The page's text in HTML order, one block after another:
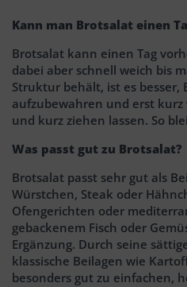
Kann man Brotsalat einen
Brotsalat kann einen Tag
dabei aber schnell weich bis
Struktur behält, ist es
aufzubewahren und erst kurz
und kurz ziehen lassen. So
Was passt gut zu Brotsalat?
Brotsalat passt sehr gut als
Würstchen, Steak oder
Ofengerichten oder
gebackenem Fisch oder
Ergänzung. Durch seine
klassische Beilagen wie
besonders gut zu einfachen,